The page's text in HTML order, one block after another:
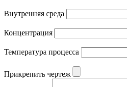
Внутренняя среда
Концентрация
Температура процесса
Прикрепить чертеж